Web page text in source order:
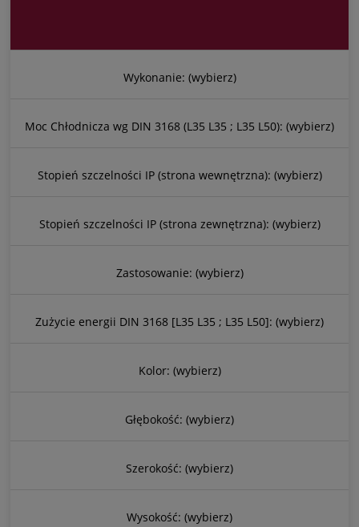
Wykonanie: (wybierz)
Moc Chłodnicza wg DIN 3168 (L35 L35 ; L35 L50): (wybierz)
Stopień szczelności IP (strona wewnętrzna): (wybierz)
Stopień szczelności IP (strona zewnętrzna): (wybierz)
Zastosowanie: (wybierz)
Zużycie energii DIN 3168 [L35 L35 ; L35 L50]: (wybierz)
Kolor: (wybierz)
Głębokość: (wybierz)
Szerokość: (wybierz)
Wysokość: (wybierz)